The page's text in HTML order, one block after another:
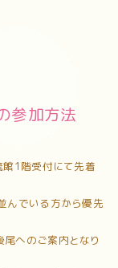
参加方法
1階受付にて先着
んでいる方から優先
へのご案内となり